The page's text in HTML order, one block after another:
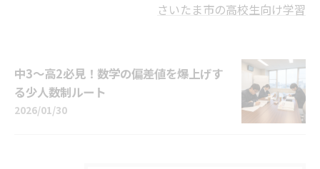
さいたま市の高校生向け学習
中3〜高2必見！数学の偏差値を爆上げす
る少人数制ルート
2026/01/30